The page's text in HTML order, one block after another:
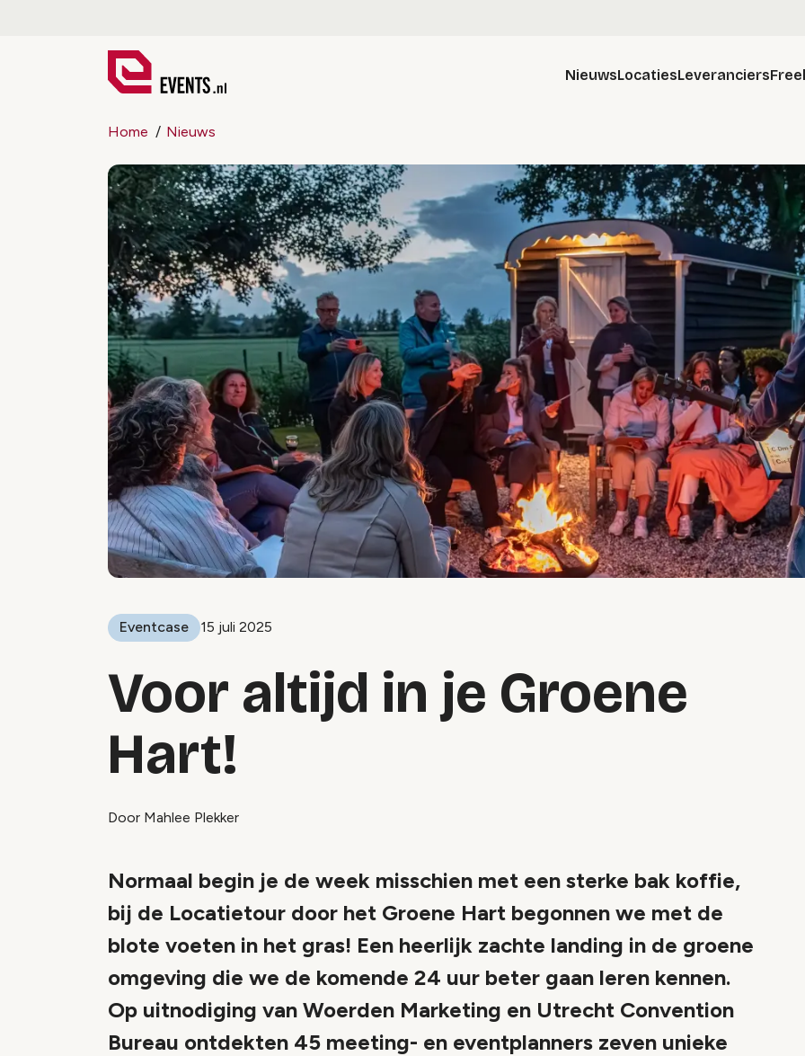
NieuwsLocatiesLeveranciers
Home Nieuws
Eventcase 15 juli 2025
Voor altijd in je Groene
Hart!
Door Mahlee Plekker
Normaal begin je de week misschien met een sterke bak koffie,
bij de Locatietour door het Groene Hart begonnen we met de
blote voeten in het gras! Een heerlijk zachte landing in de groene
omgeving die we de komende 24 uur beter gaan leren kennen.
Op uitnodiging van Woerden Marketing en Utrecht Convention
Bureau ontdekten 45 meeting- en eventplanners zeven unieke